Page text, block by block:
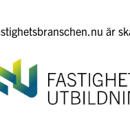
är